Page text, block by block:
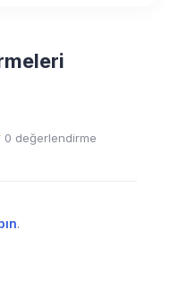
0 değerlendirme
.